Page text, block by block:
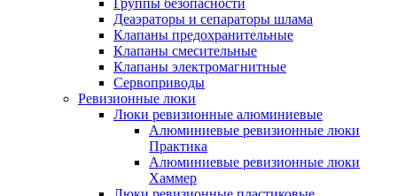
Группы безопасности
Деаэраторы и сепараторы шлама
Клапаны предохранительные
Клапаны смесительные
Клапаны электромагнитные
Сервоприводы
Ревизионные люки
Люки ревизионные алюминиевые
Алюминиевые ревизионные люки
Практика
Алюминиевые ревизионные люки
Хаммер